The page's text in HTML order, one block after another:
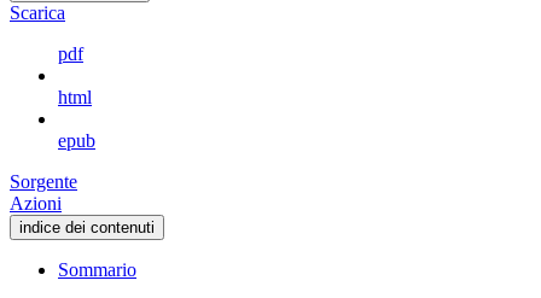
Scarica
pdf
html
epub
Sorgente
Azioni
indice dei contenuti
Sommario